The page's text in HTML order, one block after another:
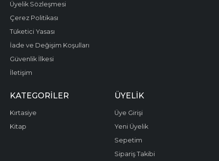
Üyelik Sözleşmesi
Çerez Politikası
Tüketici Yasası
İade ve Değişim Koşulları
Güvenlik İlkesi
İletişim
KATEGORILER
Kırtasiye
Kitap
ÜYELIK
Üye Girişi
Yeni Üyelik
Sepetim
Sipariş Takibi